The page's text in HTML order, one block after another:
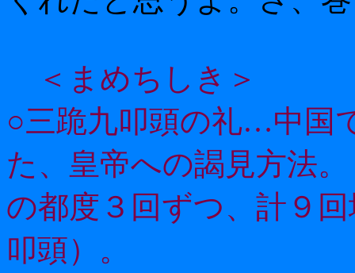
＜まめちしき＞
○三跪九叩頭の礼…中国
た、皇帝への謁見方法
の都度３回ずつ、計９
叩頭）。